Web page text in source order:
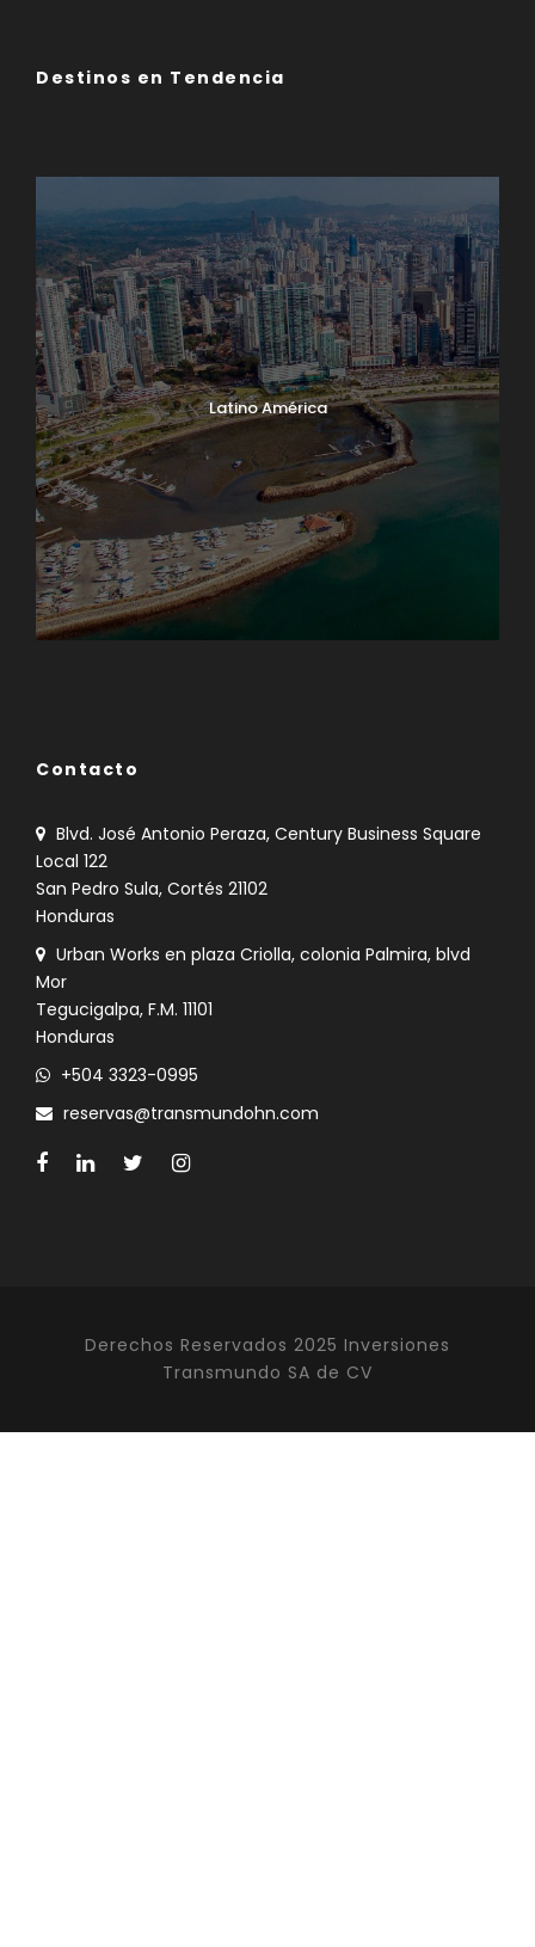
Destinos en Tendencia
Latino América
Contacto
Blvd. José Antonio Peraza, Century Business Square
Local 122
San Pedro Sula, Cortés 21102
Honduras
Urban Works en plaza Criolla, colonia Palmira, blvd
Mor
Tegucigalpa, F.M. 11101
Honduras
+504 3323-0995
reservas@transmundohn.com
Derechos Reservados 2025 Inversiones
Transmundo SA de CV